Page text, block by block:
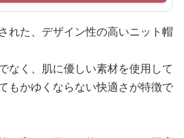
れた、デザイン性の高いニット帽
なく、肌に優しい素材を使用して
もかゆくならない快適さが特徴で